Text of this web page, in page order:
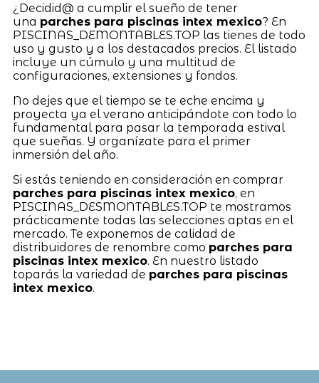
¿Decidid@ a cumplir el sueño de tener
una parches para piscinas intex mexico? En
PISCINAS_DEMONTABLES.TOP las tienes de todo
uso y gusto y a los destacados precios. El listado
incluye un cúmulo y una multitud de
configuraciones, extensiones y fondos.
No dejes que el tiempo se te eche encima y
proyecta ya el verano anticipándote con todo lo
fundamental para pasar la temporada estival
que sueñas. Y organízate para el primer
inmersión del año.
Si estás teniendo en consideración en comprar
parches para piscinas intex mexico, en
PISCINAS_DESMONTABLES.TOP te mostramos
prácticamente todas las selecciones aptas en el
mercado. Te exponemos de calidad de
distribuidores de renombre como parches para
piscinas intex mexico. En nuestro listado
toparás la variedad de parches para piscinas
intex mexico.